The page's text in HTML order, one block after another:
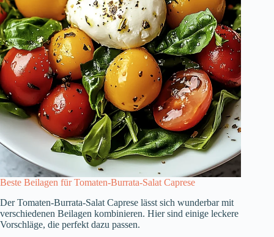
Beste Beilagen für Tomaten-Burrata-Salat Caprese
Der Tomaten-Burrata-Salat Caprese lässt sich wunderbar mit
verschiedenen Beilagen kombinieren. Hier sind einige leckere
Vorschläge, die perfekt dazu passen.